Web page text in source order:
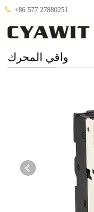
+86 577 27880251
واقي المحرك